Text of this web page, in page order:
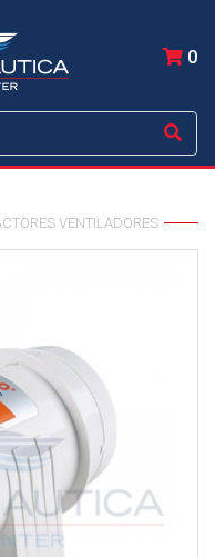
0
VENTILADORES